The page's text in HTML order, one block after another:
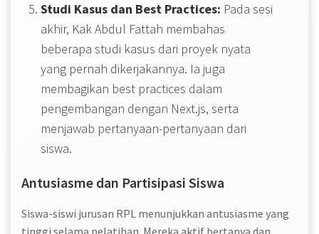
Studi Kasus dan Best Practices: Pada sesi
akhir, Kak Abdul Fattah membahas
beberapa studi kasus dari proyek nyata
yang pernah dikerjakannya. Ia juga
membagikan best practices dalam
pengembangan dengan Next.js, serta
menjawab pertanyaan-pertanyaan dari
siswa.
Antusiasme dan Partisipasi Siswa
Siswa-siswi jurusan RPL menunjukkan antusiasme yang
tinggi selama pelatihan. Mereka aktif bertanya dan